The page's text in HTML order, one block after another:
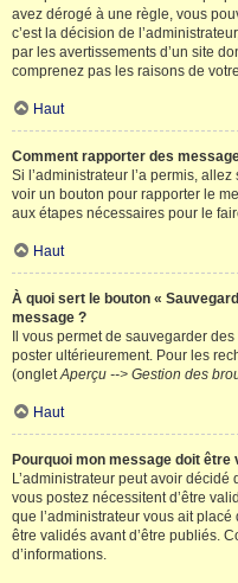
avez dérogé à une règle, vous
c’est la décision de
par les avertissements d’un site
comprenez pas les raisons de
Haut
Comment rapporter des
Si l’administrateur l’a permis,
voir un bouton pour rapporter le
aux étapes nécessaires pour le
Haut
À quoi sert le bouton «
message ?
Il vous permet de sauvegarder
poster ultérieurement. Pour les
(ongletAperçu --> Gestion des
Haut
Pourquoi mon message doit être
L’administrateur peut avoir
vous postez nécessitent d’être
que l’administrateur vous ait
être validés avant d’être publiés.
d’informations.